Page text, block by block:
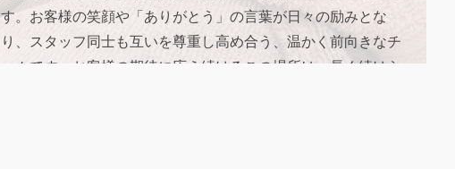
す。お客様の笑顔や「ありがとう」の言葉が日々の励みとな
り、スタッフ同士も互いを尊重し高め合う、温かく前向きなチ
ームです。お客様の期待に応え続けるこの場所は、長く続けら